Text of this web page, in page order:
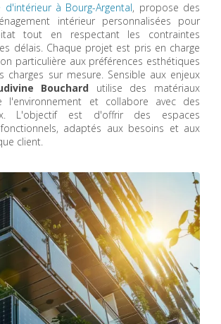
d'intérieur à Bourg-Argental, propose des
intérieur personnalisées pour
tout en respectant les contraintes
délais. Chaque projet est pris en charge
particulière aux préférences esthétiques
charges sur mesure. Sensible aux enjeux
Bouchard utilise des matériaux
l'environnement et collabore avec des
L'objectif est d'offrir des espaces
adaptés aux besoins et aux
client.